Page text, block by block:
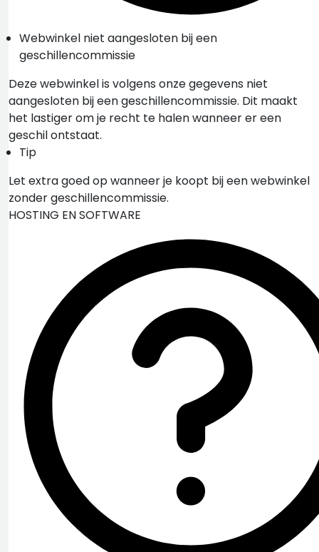
Webwinkel niet aangesloten bij een
geschillencommissie
Deze webwinkel is volgens onze gegevens niet
aangesloten bij een geschillencommissie. Dit maakt
het lastiger om je recht te halen wanneer er een
geschil ontstaat.
Tip
Let extra goed op wanneer je koopt bij een webwinkel
zonder geschillencommissie.
HOSTING EN SOFTWARE